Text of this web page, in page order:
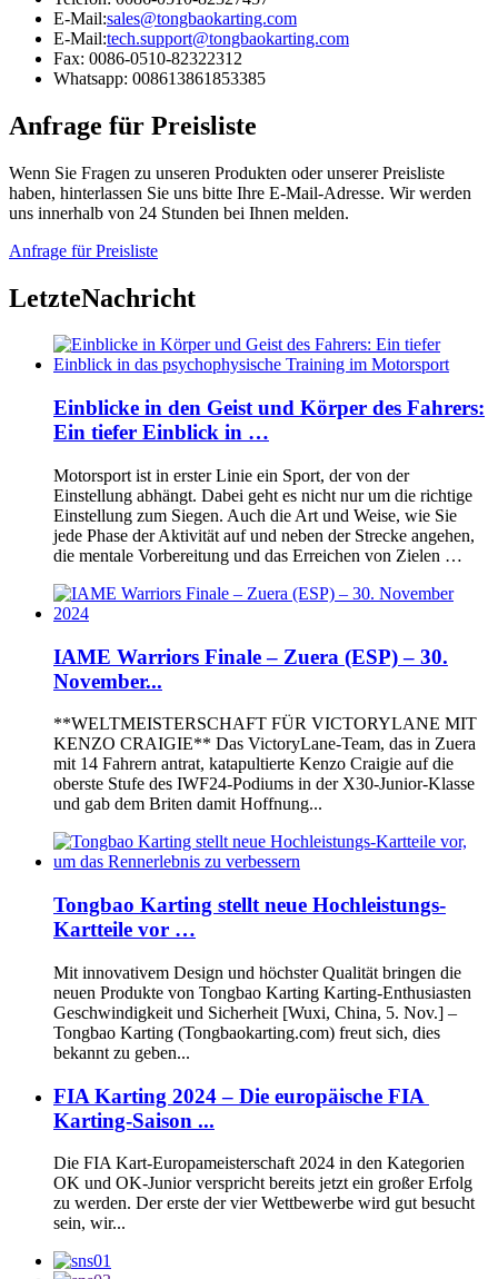
E-Mail:sales@tongbaokarting.com
E-Mail:tech.support@tongbaokarting.com
Fax: 0086-0510-82322312
Whatsapp: 008613861853385
Anfrage für Preisliste
Wenn Sie Fragen zu unseren Produkten oder unserer Preisliste
haben, hinterlassen Sie uns bitte Ihre E-Mail-Adresse. Wir werden
uns innerhalb von 24 Stunden bei Ihnen melden.
Anfrage für Preisliste
LetzteNachricht
Einblicke in den Geist und Körper des Fahrers:
Ein tiefer Einblick in …
Motorsport ist in erster Linie ein Sport, der von der
Einstellung abhängt. Dabei geht es nicht nur um die richtige
Einstellung zum Siegen. Auch die Art und Weise, wie Sie
jede Phase der Aktivität auf und neben der Strecke angehen,
die mentale Vorbereitung und das Erreichen von Zielen …
IAME Warriors Finale – Zuera (ESP) – 30.
November...
**WELTMEISTERSCHAFT FÜR VICTORYLANE MIT
KENZO CRAIGIE** Das VictoryLane-Team, das in Zuera
mit 14 Fahrern antrat, katapultierte Kenzo Craigie auf die
oberste Stufe des IWF24-Podiums in der X30-Junior-Klasse
und gab dem Briten damit Hoffnung...
Tongbao Karting stellt neue Hochleistungs-
Kartteile vor …
Mit innovativem Design und höchster Qualität bringen die
neuen Produkte von Tongbao Karting Karting-Enthusiasten
Geschwindigkeit und Sicherheit [Wuxi, China, 5. Nov.] –
Tongbao Karting (Tongbaokarting.com) freut sich, dies
bekannt zu geben...
FIA Karting 2024 – Die europäische FIA ​​
Karting-Saison ...
Die FIA ​​Kart-Europameisterschaft 2024 in den Kategorien
OK und OK-Junior verspricht bereits jetzt ein großer Erfolg
zu werden. Der erste der vier Wettbewerbe wird gut besucht
sein, wir...